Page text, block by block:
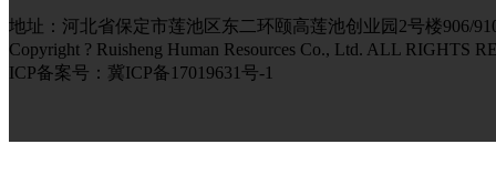
地址：河北省保定市莲池区东二环颐高莲池创业园2号楼906/
Copyright ? Ruisheng Human Resources Co., Ltd. ALL
ICP备案号：冀ICP备17019631号-1